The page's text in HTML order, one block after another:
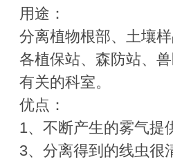
用途：
分离植物根部、土壤
各植保站、森防站、
有关的科室。
优点：
1、不断产生的雾气提
3、分离得到的线虫很